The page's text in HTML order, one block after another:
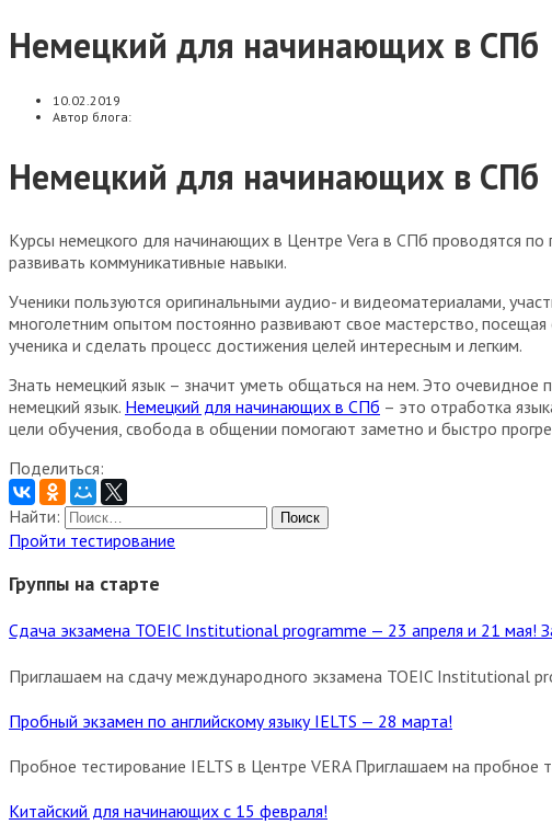
Немецкий для начинающих в СПб
10.02.2019
Автор блога:
Немецкий для начинающих в СПб
Курсы немецкого для начинающих в Центре Vera в СПб проводятся по
развивать коммуникативные навыки.
Ученики пользуются оригинальными аудио- и видеоматериалами,
многолетним опытом постоянно развивают свое мастерство ,
ученика и сделать процесс достижения целей интересным и легким.
Знать немецкий язык – значит уметь общаться на нем. Это
немецкий язык. Немецкий для начинающих в СПб – это отработка
цели обучения, свобода в общении помогают заметно и быстро
Поделиться:
Найти:
Пройти тестирование
Группы на старте
Сдача экзамена TOEIC Institutional programme — 23 апреля и 21 мая!
Приглашаем на сдачу международного экзамена TOEIC Institutional
Пробный экзамен по английскому языку IELTS — 28 марта!
Пробное тестирование IELTS в Центре VERA Приглашаем на
Китайский для начинающих с 15 февраля!